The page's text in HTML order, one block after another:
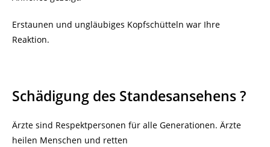
Erstaunen und ungläubiges Kopfschütteln war Ihre
Reaktion.
Schädigung des Standesansehens ?
Ärzte sind Respektpersonen für alle Generationen. Ärzte
heilen Menschen und retten